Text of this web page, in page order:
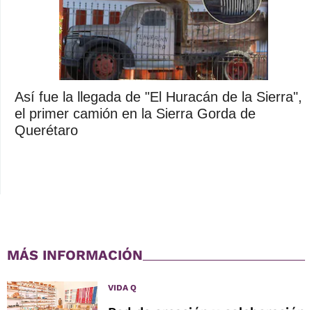
Así fue la llegada de "El Huracán de la Sierra",
el primer camión en la Sierra Gorda de
Querétaro
MÁS INFORMACIÓN
VIDA Q